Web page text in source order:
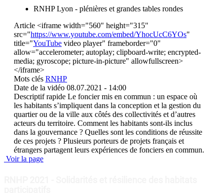
RNHP Lyon - plénières et grandes tables rondes
Article <iframe width="560" height="315"
src="https://www.youtube.com/embed/YhocUcC6YOs"
title="YouTube video player" frameborder="0"
allow="accelerometer; autoplay; clipboard-write; encrypted-
media; gyroscope; picture-in-picture" allowfullscreen>
</iframe>
Mots clés RNHP
Date de la vidéo 08.07.2021 - 14:00
Descriptif rapide Le foncier mis en commun : un espace où
les habitants s’impliquent dans la conception et la gestion du
quartier ou de la ville aux côtés des collectivités et d’autres
acteurs du territoire. Comment les habitants sont-ils inclus
dans la gouvernance ? Quelles sont les conditions de réussite
de ces projets ? Plusieurs porteurs de projets français et
étrangers partagent leurs expériences de fonciers en commun.
Voir la page